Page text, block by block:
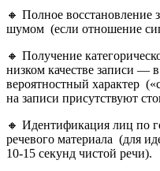
🔸 Полное восстановление
шумом (если отношение
🔸 Получение
низком качестве записи —
вероятностный характер
на записи присутствуют
🔸 Идентификация лиц по
речевого материала (для
10-15 секунд чистой речи).